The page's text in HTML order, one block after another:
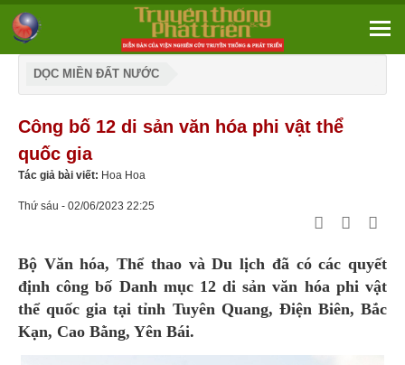
DỌC MIỀN ĐẤT NƯỚC
Công bố 12 di sản văn hóa phi vật thể
quốc gia
Tác giả bài viết: Hoa Hoa
Thứ sáu - 02/06/2023 22:25
Bộ Văn hóa, Thể thao và Du lịch đã có các quyết
định công bố Danh mục 12 di sản văn hóa phi vật
thể quốc gia tại tỉnh Tuyên Quang, Điện Biên, Bắc
Kạn, Cao Bằng, Yên Bái.